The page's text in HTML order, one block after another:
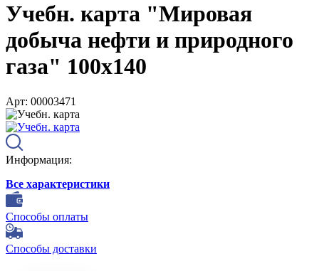
Учебн. карта "Мировая
добыча нефти и природного
газа" 100х140
Арт: 00003471
Информация:
Все характеристики
Способы оплаты
Способы доставки